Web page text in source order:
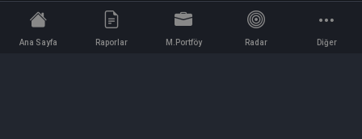
Ana Sayfa Raporlar M.Portföy Radar Diğer